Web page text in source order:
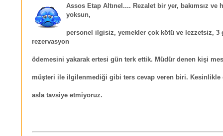
Assos Etap Altınel.... Rezalet bir yer, bakımsız ve
yoksun,
personel ilgisiz, yemekler çok kötü ve lezzetsiz, 3
rezervasyon
ödemesini yakarak ertesi gün terk ettik. Müdür denen kişi
müşteri ile ilgilenmediği gibi ters cevap veren biri. Kesinlikle
asla tavsiye etmiyoruz.